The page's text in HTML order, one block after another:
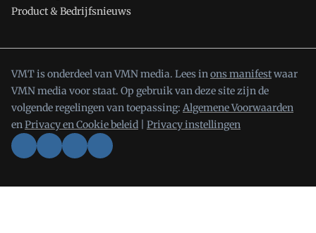
Product & Bedrijfsnieuws
VMT is onderdeel van VMN media. Lees inons manifestwaar
VMN media voor staat. Op gebruik van deze site zijn de
volgende regelingen van toepassing: Algemene Voorwaarden
enPrivacy en Cookie beleid Privacy instellingen